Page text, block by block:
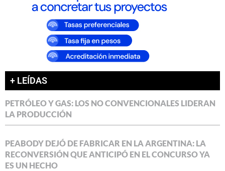
+ LEÍDAS
PETRÓLEO Y GAS: LOS NO CONVENCIONALES LIDERAN
LA PRODUCCIÓN
PEABODY DEJÓ DE FABRICAR EN LA ARGENTINA: LA
RECONVERSIÓN QUE ANTICIPÓ EN EL CONCURSO YA
ES UN HECHO